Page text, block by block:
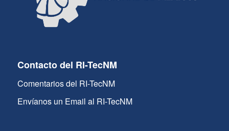
Contacto del RI-TecNM
Comentarios del RI-TecNM
Envíanos un Email al RI-TecNM